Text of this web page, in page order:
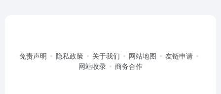
免责声明 隐私政策 关于我们 网站地图
友链申请
网站收录
商务合作